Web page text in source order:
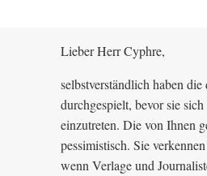
Lieber Herr Cyphre,
selbstverständlich haben
durchgespielt, bevor sie
einzutreten. Die von Ihnen
pessimistisch. Sie
wenn Verlage und